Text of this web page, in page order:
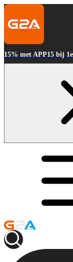
15% met APP15 bij